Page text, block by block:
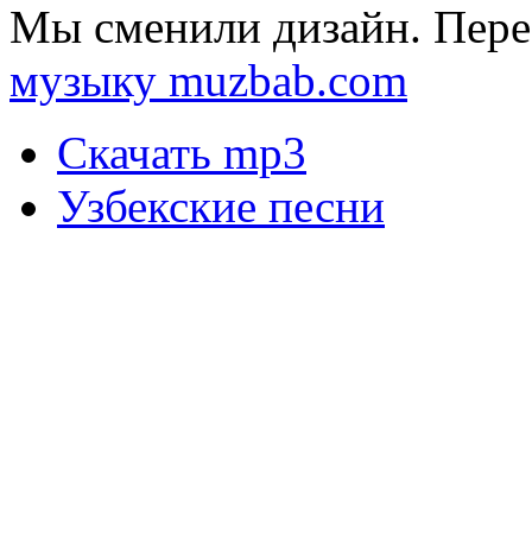
Мы сменили дизайн.
музыку muzbab.com
Скачать mp3
Узбекские песни